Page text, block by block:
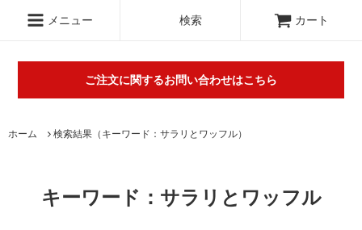
ご注文に関するお問い合わせはこちら
関するご不明な点は（
＞お問い合わせフォーム
メニュー 検索 カート
ホーム 検索結果（キーワード：サラリとワッフル）
キーワード：サラリとワッフル